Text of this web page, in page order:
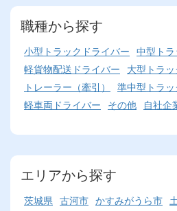
職種から探す
小型トラックドライバー 中型ト
軽貨物配送ドライバー
大型トラ
トレーラー（牽引）
準中型トラ
軽車両ドライバー
その他 自社企
エリアから探す
茨城県 古河市 かすみがうら市